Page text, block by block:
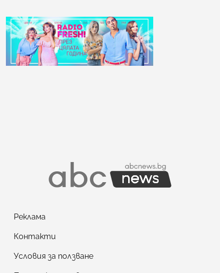
Реклама
Контакти
Условия за ползване